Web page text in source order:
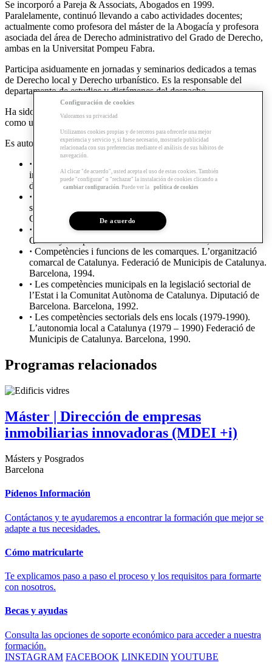
Se incorporó a Pareja & Associats, Abogados en 1999.
Paralelamente, continuó llevando a cabo actividades docentes;
actualmente como profesora del máster de la Abogacía y profesora
asociada del área de Derecho administrativo del Grado de Derecho,
ambas en la Universitat Pompeu Fabra.
Participa asiduamente en jornadas y seminarios dedicados a temas
de Derecho local y Derecho urbanístico. Es la responsable del
departamento de estudios y dictámenes del despacho.
Ha sido reconocida por
Best Lawyers
como una de las mejores profesionales en Derecho urbanístico.
Es autora de varias publicaciones:
·
infraestructuras ferroviarias. Problemas prácticos y actualidad
del Derecho Administrativo. Anuario 2014. Ed. Civitas 2014.
·
sobre Urbanisme a Catalunya. Servei d’Estudis Registrals de
Catalunya - Registradors de Catalunya. Barcelona, 2014.
· Les competències locals en matèria d’ensenyament a
Catalunya. Diputació de Barcelona. Barcelona, 1998.
· Competències i funcions de les comarques. L’organització
comarcal de Catalunya. Federació de Municipis de Catalunya.
Barcelona, 1994.
· Les competències municipals en la legislació sectorial de
l’Estat i la Comunitat Autònoma de Catalunya. Diputació de
Barcelona. Barcelona, 1992.
· Les competències sectorials dels ens locals (1979-1990).
L’autonomia local a Catalunya (1979 – 1990) Federació de
Municipis de Catalunya. Barcelona, 1990.
Programas relacionados
Máster | Dirección de empresas
inmobiliarias innovadoras (MDEI +i)
Másters y Posgrados
Barcelona
Pídenos Información
Contáctanos y te ayudaremos a encontrar la formación que mejor se
adapte a tus necesidades.
Cómo matricularte
Te explicamos paso a paso el proceso y los requisitos para formarte
con nosotros.
Becas y ayudas
Consulta las opciones de soporte económico para acceder a nuestra
formación.
INSTAGRAM FACEBOOK LINKEDIN YOUTUBE
Configuración de cookies
Valoramos su privacidad
Utilizamos cookies propias y de terceros para ofrecerle una mejor
experiencia y servicio y, si fuese necesario, mostrarle publicidad
relacionada con sus preferencias mediante el análisis de sus hábitos de
navegación.
Al clicar "de acuerdo", usted acepta el uso de estas cookies. También
puede "configurar" o "rechazar" la instalación de cookies clicando a
cambiar configuración. Puede ver la política de cookies
De acuerdo